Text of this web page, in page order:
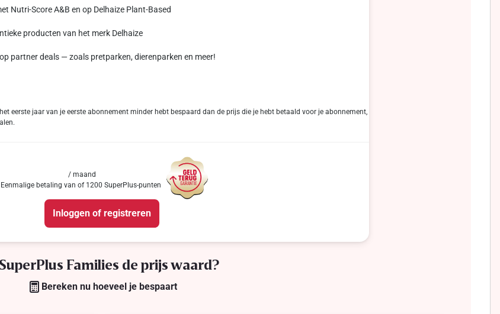
Nutri-Score A&B en op Delhaize Plant-Based
producten van het merk Delhaize
partner deals — zoals pretparken, dierenparken en meer!
eerste jaar van je eerste abonnement minder hebt bespaard dan de prijs die je hebt betaald voor je abonnement,
/ maand
Eenmalige betaling van of 1200 SuperPlus-punten
Inloggen of registreren
Families de prijs waard?
Bereken nu hoeveel je bespaart